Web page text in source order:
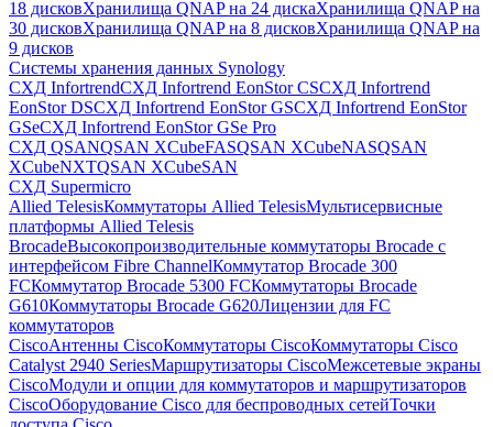
18 дисковХранилища QNAP на 24 дискаХранилища QNAP на
30 дисковХранилища QNAP на 8 дисковХранилища QNAP на
9 дисков
Системы хранения данных Synology
СХД InfortrendСХД Infortrend EonStor CSСХД Infortrend
EonStor DSСХД Infortrend EonStor GSСХД Infortrend EonStor
GSeСХД Infortrend EonStor GSe Pro
СХД QSANQSAN XCubeFASQSAN XCubeNASQSAN
XCubeNXTQSAN XCubeSAN
СХД Supermicro
Allied TelesisКоммутаторы Allied TelesisМультисервисные
платформы Allied Telesis
BrocadeВысокопроизводительные коммутаторы Brocade с
интерфейсом Fibre ChannelКоммутатор Brocade 300
FCКоммутатор Brocade 5300 FCКоммутаторы Brocade
G610Коммутаторы Brocade G620Лицензии для FC
коммутаторов
CiscoАнтенны CiscoКоммутаторы CiscoКоммутаторы Cisco
Catalyst 2940 SeriesМаршрутизаторы CiscoМежсетевые экраны
CiscoМодули и опции для коммутаторов и маршрутизаторов
CiscoОборудование Cisco для беспроводных сетейТочки